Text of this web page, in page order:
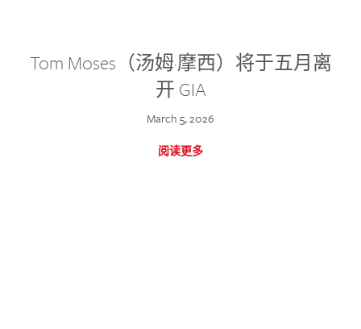
Tom Moses（汤姆·摩西）将于五月离
开 GIA
March 5, 2026
阅读更多